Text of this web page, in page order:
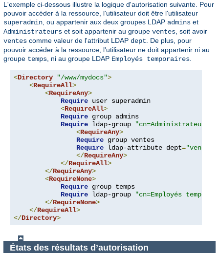
L'exemple ci-dessous illustre la logique d'autorisation suivante. Pour
pouvoir accéder à la ressource, l'utilisateur doit être l'utilisateur
superadmin, ou appartenir aux deux groupes LDAP admins et
Administrateurs et soit appartenir au groupe ventes, soit avoir
ventes comme valeur de l'attribut LDAP dept. De plus, pour
pouvoir accéder à la ressource, l'utilisateur ne doit appartenir ni au
groupe temps, ni au groupe LDAP Employés temporaires.
<Directory "/www/mydocs">
<RequireAll>
<RequireAny>
Require user superadmin
<RequireAll>
Require group admins
Require ldap-group
<RequireAny>
Require group ventes
Require ldap-attribute dept="ventes"
</RequireAny>
</RequireAll>
</RequireAny>
<RequireNone>
Require group temps
Require ldap-group
"cn=Employés
</RequireNone>
</RequireAll>
</Directory>
États des résultats d’autorisation